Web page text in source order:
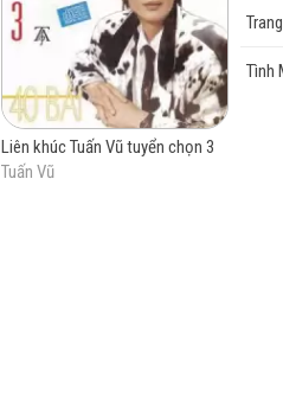
Liên khúc Tuấn Vũ tuyển chọn 3
Tuấn Vũ
Tình